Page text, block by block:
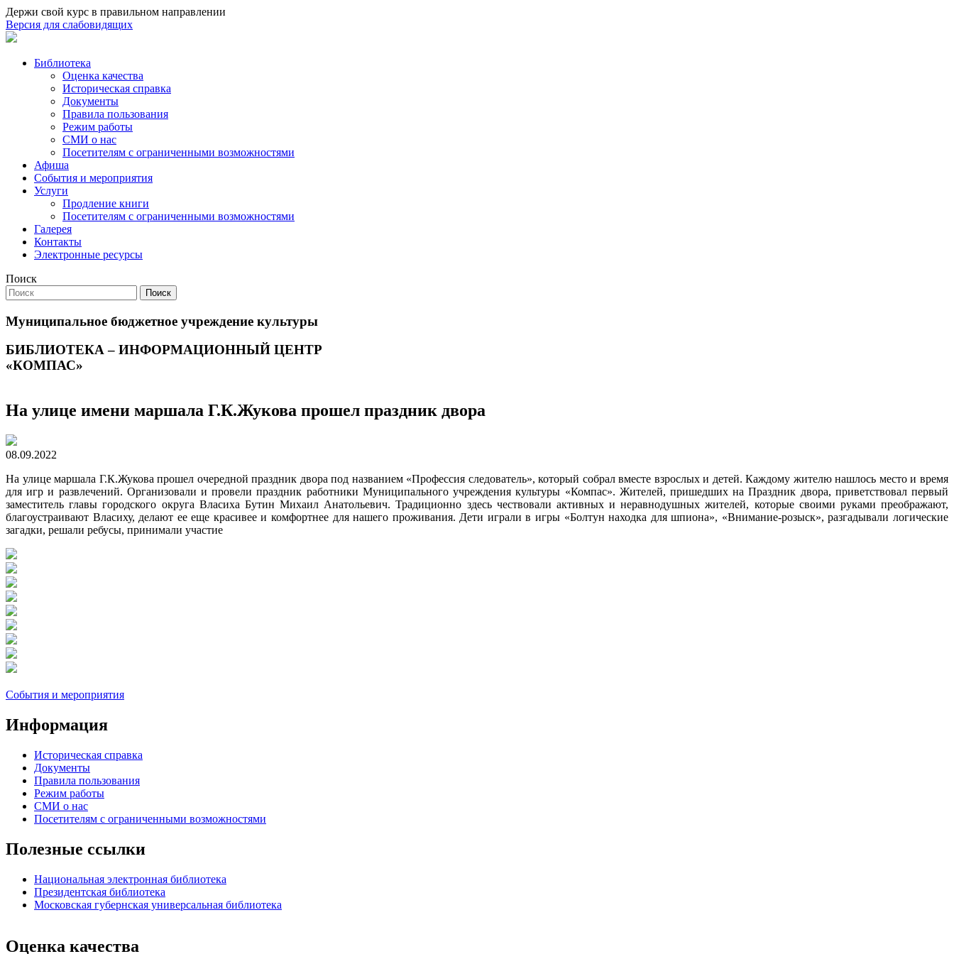
Держи свой курс в правильном направлении
Версия для слабовидящих
Библиотека
Оценка качества
Историческая справка
Документы
Правила пользования
Режим работы
СМИ о нас
Посетителям с ограниченными возможностями
Афиша
События и мероприятия
Услуги
Продление книги
Посетителям с ограниченными возможностями
Галерея
Контакты
Электронные ресурсы
Поиск
Поиск
Муниципальное бюджетное учреждение культуры
БИБЛИОТЕКА – ИНФОРМАЦИОННЫЙ ЦЕНТР
«КОМПАС»
На улице имени маршала Г.К.Жукова прошел праздник двора
08.09.2022
На улице маршала Г.К.Жукова прошел очередной праздник двора под названием «Профессия следователь», который собрал вместе взрослых и детей. Каждому жителю нашлось место и время
для игр и развлечений. Организовали и провели праздник работники Муниципального учреждения культуры «Компас». Жителей, пришедших на Праздник двора, приветствовал первый
заместитель главы городского округа Власиха Бутин Михаил Анатольевич. Традиционно здесь чествовали активных и неравнодушных жителей, которые своими руками преображают,
благоустраивают Власиху, делают ее еще красивее и комфортнее для нашего проживания. Дети играли в игры «Болтун находка для шпиона», «Внимание-розыск», разгадывали логические
загадки, решали ребусы, принимали участие
События и мероприятия
Информация
Историческая справка
Документы
Правила пользования
Режим работы
СМИ о нас
Посетителям с ограниченными возможностями
Полезные ссылки
Национальная электронная библиотека
Президентская библиотека
Московская губернская универсальная библиотека
Оценка качества